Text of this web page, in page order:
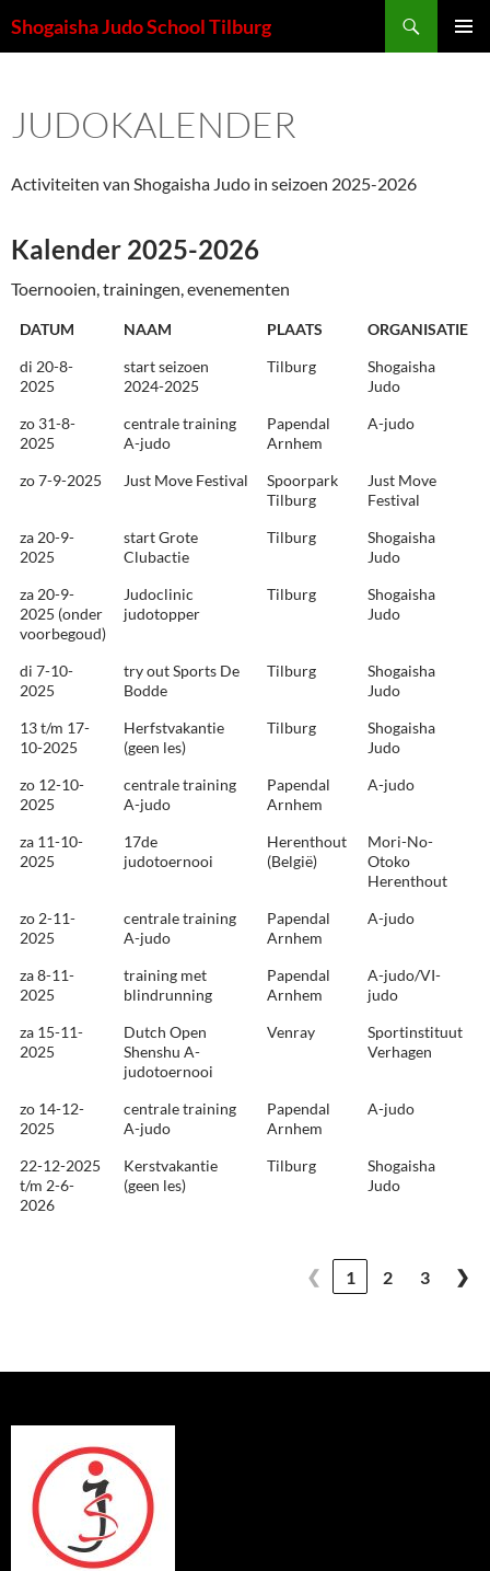
naar
Shogaisha Judo School Tilburg
JUDOKALENDER
Activiteiten van Shogaisha Judo in seizoen 2025-2026
Kalender 2025-2026
Toernooien, trainingen, evenementen
DATUM NAAM PLAATS
ORGANISATIE
di 20-8-
2025
start seizoen
2024-2025
Tilburg
Shogaisha
Judo
zo 31-8-
2025
centrale training
A-judo
Papendal
Arnhem
A-judo
zo 7-9-2025 Just Move Festival
Spoorpark
Tilburg
Just Move
Festival
za 20-9-
2025
start Grote
Clubactie
Tilburg
Shogaisha
Judo
za 20-9-
2025 (onder
voorbegoud)
Judoclinic
judotopper
Tilburg
Shogaisha
Judo
di 7-10-
2025
try out Sports De
Bodde
Tilburg
Shogaisha
Judo
13 t/m 17-
10-2025
Herfstvakantie
(geen les)
Tilburg
Shogaisha
Judo
zo 12-10-
2025
centrale training
A-judo
Papendal
Arnhem
A-judo
za 11-10-
2025
17de
judotoernooi
Herenthout
(België)
Mori-No-
Otoko
Herenthout
zo 2-11-
2025
centrale training
A-judo
Papendal
Arnhem
A-judo
za 8-11-
2025
training met
blindrunning
Papendal
Arnhem
A-judo/VI-
judo
za 15-11-
2025
Dutch Open
Shenshu A-
judotoernooi
Venray
Sportinstituut
Verhagen
zo 14-12-
2025
centrale training
A-judo
Papendal
Arnhem
A-judo
22-12-2025
t/m 2-6-
2026
Kerstvakantie
(geen les)
Tilburg
Shogaisha
Judo
❮ 1 2 3 ❯